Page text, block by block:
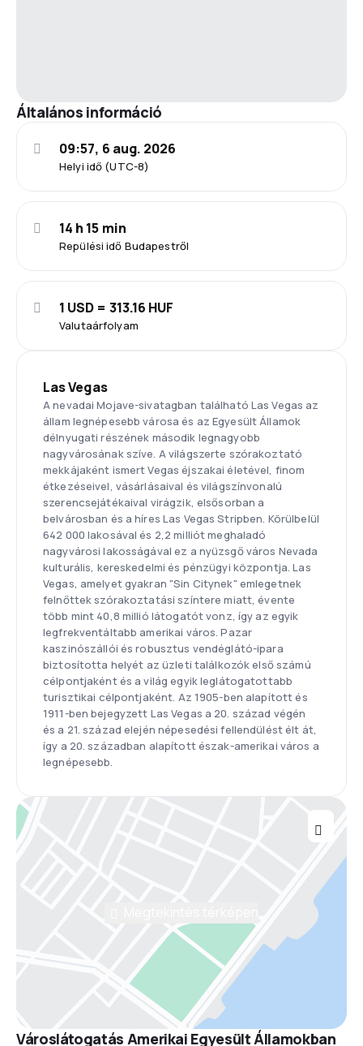
Általános információ
Helyi idő (UTC-8)
09:57, 6 aug. 2026
Repülési idő Budapestről
14 h 15 min
Valutaárfolyam
1 USD = 313.16 HUF
Las Vegas
A nevadai Mojave-sivatagban található Las Vegas az
állam legnépesebb városa és az Egyesült Államok
délnyugati részének második legnagyobb
nagyvárosának szíve. A világszerte szórakoztató
mekkájaként ismert Vegas éjszakai életével, finom
étkezéseivel, vásárlásaival és világszínvonalú
szerencsejátékaival virágzik, elsősorban a
belvárosban és a híres Las Vegas Stripben. Körülbelül
642 000 lakosával és 2,2 milliót meghaladó
nagyvárosi lakosságával ez a nyüzsgő város Nevada
kulturális, kereskedelmi és pénzügyi központja. Las
Vegas, amelyet gyakran "Sin Citynek" emlegetnek
felnőttek szórakoztatási színtere miatt, évente
több mint 40,8 millió látogatót vonz, így az egyik
legfrekventáltabb amerikai város. Pazar
kaszinószállói és robusztus vendéglátó-ipara
biztosította helyét az üzleti találkozók első számú
célpontjaként és a világ egyik leglátogatottabb
turisztikai célpontjaként. Az 1905-ben alapított és
1911-ben bejegyzett Las Vegas a 20. század végén
és a 21. század elején népesedési fellendülést élt át,
így a 20. században alapított észak-amerikai város a
legnépesebb.
Városlátogatás Amerikai Egyesült Államokban